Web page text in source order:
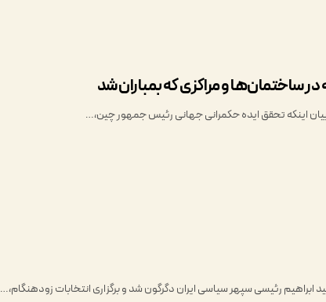
ساختمان‌ها و مراکزی که بمباران شد
رئیسی سپهر سیاسی ایران دگرگون شد و برگزاری انتخابات زودهنگام،…